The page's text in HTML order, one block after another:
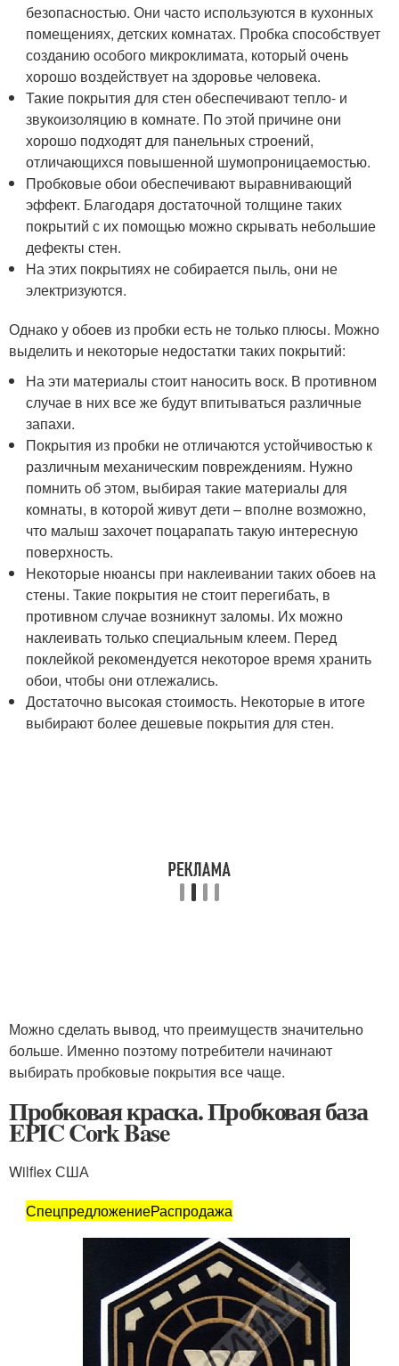
безопасностью. Они часто используются в кухонных
помещениях, детских комнатах. Пробка способствует
созданию особого микроклимата, который очень
хорошо воздействует на здоровье человека.
Такие покрытия для стен обеспечивают тепло- и
звукоизоляцию в комнате. По этой причине они
хорошо подходят для панельных строений,
отличающихся повышенной шумопроницаемостью.
Пробковые обои обеспечивают выравнивающий
эффект. Благодаря достаточной толщине таких
покрытий с их помощью можно скрывать небольшие
дефекты стен.
На этих покрытиях не собирается пыль, они не
электризуются.
Однако у обоев из пробки есть не только плюсы. Можно
выделить и некоторые недостатки таких покрытий:
На эти материалы стоит наносить воск. В противном
случае в них все же будут впитываться различные
запахи.
Покрытия из пробки не отличаются устойчивостью к
различным механическим повреждениям. Нужно
помнить об этом, выбирая такие материалы для
комнаты, в которой живут дети – вполне возможно,
что малыш захочет поцарапать такую интересную
поверхность.
Некоторые нюансы при наклеивании таких обоев на
стены. Такие покрытия не стоит перегибать, в
противном случае возникнут заломы. Их можно
наклеивать только специальным клеем. Перед
поклейкой рекомендуется некоторое время хранить
обои, чтобы они отлежались.
Достаточно высокая стоимость. Некоторые в итоге
выбирают более дешевые покрытия для стен.
Можно сделать вывод, что преимуществ значительно
больше. Именно поэтому потребители начинают
выбирать пробковые покрытия все чаще.
Пробковая краска. Пробковая база
EPIC Cork Base
Wilflex США
СпецпредложениеРаспродажа